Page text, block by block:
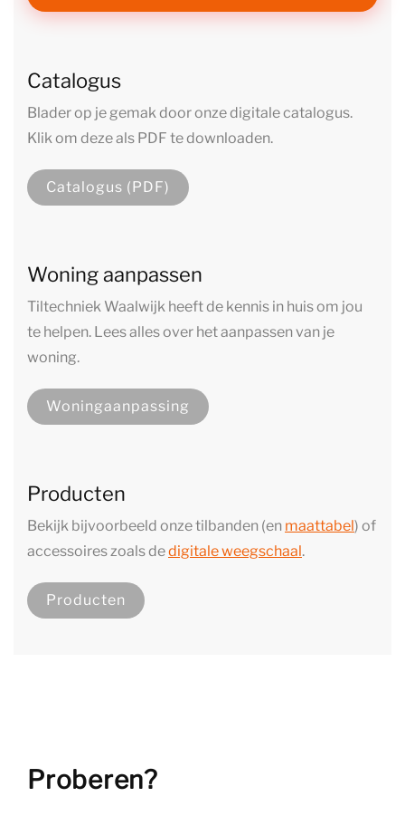
Catalogus
Blader op je gemak door onze digitale catalogus.
Klik om deze als PDF te downloaden.
Catalogus (PDF)
Woning aanpassen
Tiltechniek Waalwijk heeft de kennis in huis om jou
te helpen. Lees alles over het aanpassen van je
woning.
Woningaanpassing
Producten
Bekijk bijvoorbeeld onze tilbanden (en maattabel) of
accessoires zoals dedigitale weegschaal.
Producten
Proberen?